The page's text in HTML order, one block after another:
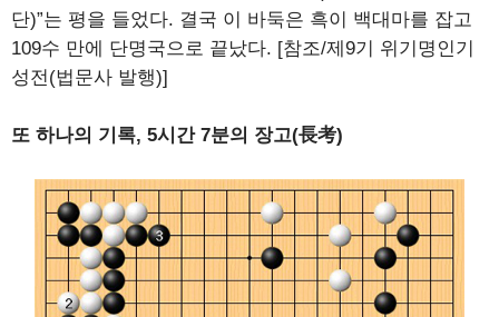
단)”는 평을 들었다. 결국 이 바둑은 흑이 백대마를 잡고
109수 만에 단명국으로 끝났다. [참조/제9기 위기명인기
성전(법문사 발행)]
또 하나의 기록, 5시간 7분의 장고(長考)